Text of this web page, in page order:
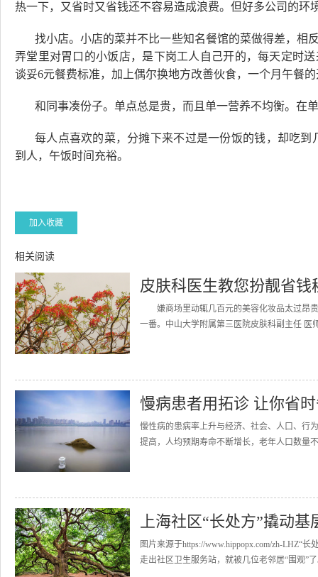
热一下，又省时又省钱还不容易造成浪费。但好多公司的
找小店。小店的菜并不比一些知名餐馆的菜做得差，相
弄堂里对胃口的小饭店，是下岗工人自己开的，每天定时
谈妥6元餐费标准，加上偶尔换地方改善伙食，一个月午餐
和同事凑份子。单点总是贵，而且单一营养不均衡。在
每人点喜欢的菜，分摊下来不过是一份饭的钱，却吃
到人，午饭时间充裕。
加入收藏
相关阅读
皮肤科医生教您扮靓省钱
嫌商场里动辄几百元的美容化妆品太过昂贵
一番。中山大学附属第三医院皮肤科副主任 医
慢病患者用拓诊 让你省
慢性病的患病率上升与经济、社会、人口、行
提高，人均预期寿命不断增长，老年人口数量
上海社区“长处方”撬动
图片来源于https://www.hippopx.com/zh-LHZ“
走出社区卫生服务站，就被几位老邻居“围观”